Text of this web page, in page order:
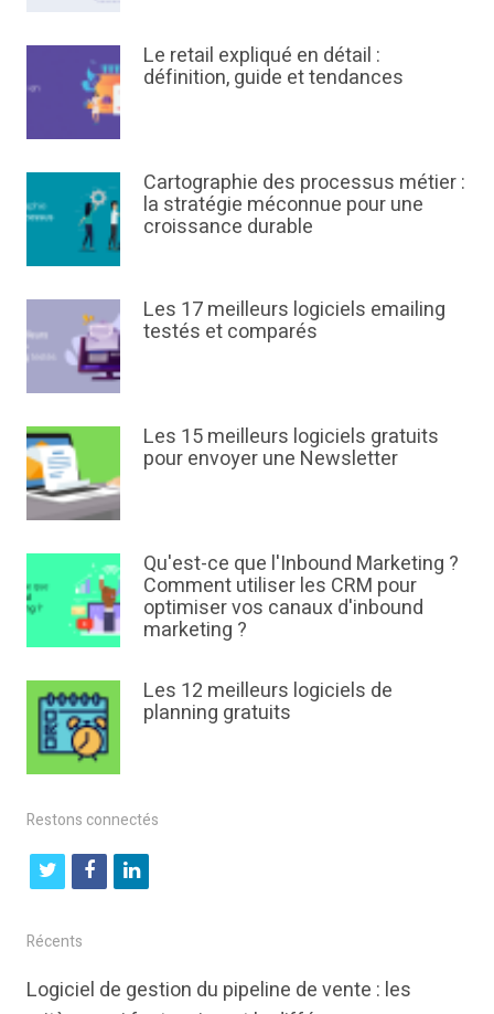
Le retail expliqué en détail :
définition, guide et tendances
Cartographie des processus métier :
la stratégie méconnue pour une
croissance durable
Les 17 meilleurs logiciels emailing
testés et comparés
Les 15 meilleurs logiciels gratuits
pour envoyer une Newsletter
Qu'est-ce que l'Inbound Marketing ?
Comment utiliser les CRM pour
optimiser vos canaux d'inbound
marketing ?
Les 12 meilleurs logiciels de
planning gratuits
Restons connectés
t
i
t
f
l
Récents
Logiciel de gestion du pipeline de vente : les